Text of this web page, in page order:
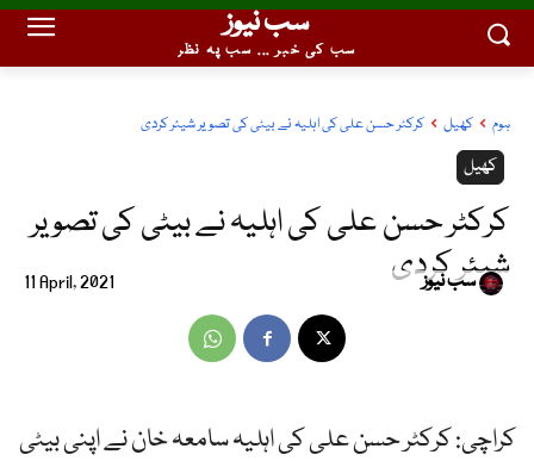
سب نیوز
سب کی خبر ... سب پہ نظر
ہوم کھیل کرکٹر حسن علی کی اہلیہ نے بیٹی کی تصویر شیئر کردی
کھیل
کرکٹر حسن علی کی اہلیہ نے بیٹی کی تصویر
شیئر کردی
11 April, 2021 سب نیوز
کراچی: کرکٹر حسن علی کی اہلیہ سامعہ خان نے اپنی بیٹی